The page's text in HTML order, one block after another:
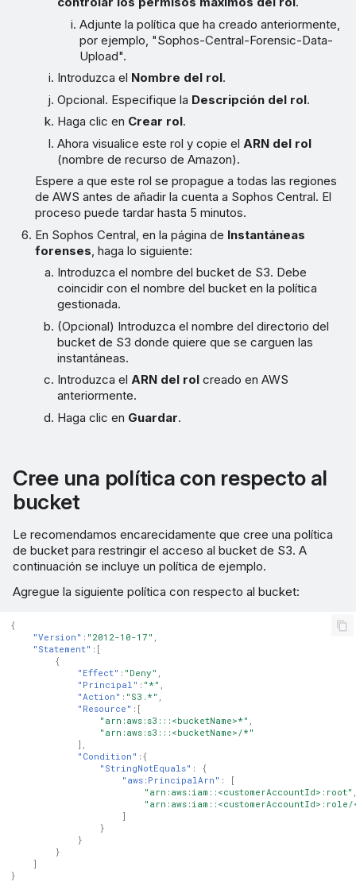
Adjunte la política que ha creado anteriormente,
por ejemplo, "Sophos-Central-Forensic-Data-
Upload".
Introduzca el Nombre del rol.
Opcional. Especifique la Descripción del rol.
Haga clic en Crear rol.
Ahora visualice este rol y copie elARN del rol
(nombre de recurso de Amazon).
Espere a que este rol se propague a todas las regiones
de AWS antes de añadir la cuenta a Sophos Central. El
proceso puede tardar hasta 5 minutos.
En Sophos Central, en la página de Instantáneas
forenses, haga lo siguiente:
Introduzca el nombre del bucket de S3. Debe
coincidir con el nombre del bucket en la política
gestionada.
(Opcional) Introduzca el nombre del directorio del
bucket de S3 donde quiere que se carguen las
instantáneas.
Introduzca elARN del rol creado en AWS
anteriormente.
Haga clic en Guardar.
Cree una política con respecto al
bucket
Le recomendamos encarecidamente que cree una política
de bucket para restringir el acceso al bucket de S3. A
continuación se incluye un política de ejemplo.
Agregue la siguiente política con respecto al bucket:
{
"Version" : "2012-10-17"
"Statement" :[
{
"Effect" : "Deny"
"Principal" : "*"
"Action" : "S3.*"
"Resource" :[
"arn:aws:s3:::<bucketName>*"
"arn:aws:s3:::<bucketName>/*"
],
"Condition" :{
"StringNotEquals" :
{
"aws:PrincipalArn" :
[
"arn:aws:iam::<customerAccountId>:root"
"arn:aws:iam::<customerAccountId>:role/
]
}
}
}
]
}